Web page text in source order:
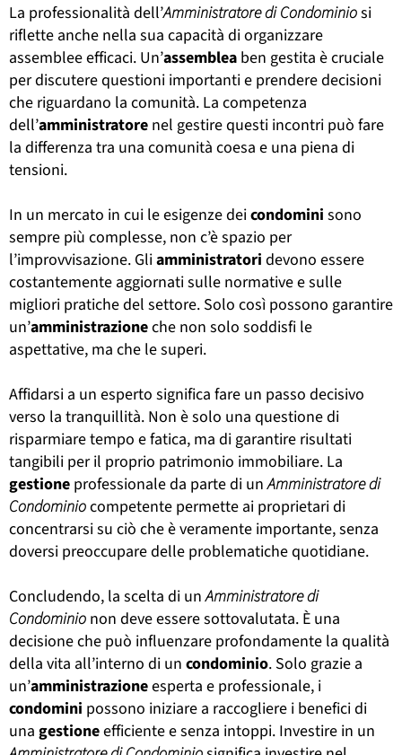
La professionalità dell’Amministratore di Condominiosi
riflette anche nella sua capacità di organizzare
assemblee efficaci. Un’assemblea ben gestita è cruciale
per discutere questioni importanti e prendere decisioni
che riguardano la comunità. La competenza
dell’amministratore nel gestire questi incontri può fare
la differenza tra una comunità coesa e una piena di
tensioni.
In un mercato in cui le esigenze deicondomini sono
sempre più complesse, non c’è spazio per
l’improvvisazione. Gliamministratori devono essere
costantemente aggiornati sulle normative e sulle
migliori pratiche del settore. Solo così possono garantire
un’amministrazioneche non solo soddisfi le
aspettative, ma che le superi.
Affidarsi a un esperto significa fare un passo decisivo
verso la tranquillità. Non è solo una questione di
risparmiare tempo e fatica, ma di garantire risultati
tangibili per il proprio patrimonio immobiliare. La
gestione professionale da parte di unAmministratore di
Condominiocompetente permette ai proprietari di
concentrarsi su ciò che è veramente importante, senza
doversi preoccupare delle problematiche quotidiane.
Concludendo, la scelta di unAmministratore di
Condominio non deve essere sottovalutata. È una
decisione che può influenzare profondamente la qualità
della vita all’interno di un condominio. Solo grazie a
un’amministrazioneesperta e professionale, i
condomini possono iniziare a raccogliere i benefici di
una gestioneefficiente e senza intoppi. Investire in un